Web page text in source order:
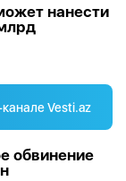
нанести
Vesti.az
обвинение